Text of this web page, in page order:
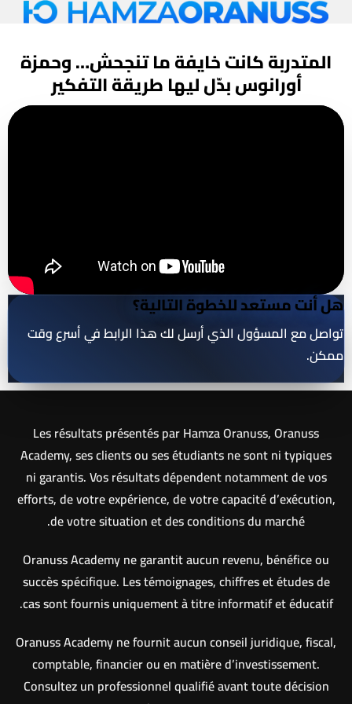
المتدربة كانت خايفة ما تنجحش… وحمزة
أورانوس بدّل ليهاطريقة التفكير
هل أنت مستعد للخطوة التالية؟
تواصل مع المسؤول الذي أرسل لك هذا الرابط في أسرع وقت
ممكن.
Les résultats présentés par Hamza Oranuss, Oranuss
Academy, ses clients ou ses étudiants ne sont ni typiques
ni garantis. Vos résultats dépendent notamment de vos
efforts, de votre expérience, de votre capacité d’exécution,
de votre situation et des conditions du marché.
Oranuss Academy ne garantit aucun revenu, bénéfice ou
succès spécifique. Les témoignages, chiffres et études de
cas sont fournis uniquement à titre informatif et éducatif.
Oranuss Academy ne fournit aucun conseil juridique, fiscal,
comptable, financier ou en matière d’investissement.
Consultez un professionnel qualifié avant toute décision